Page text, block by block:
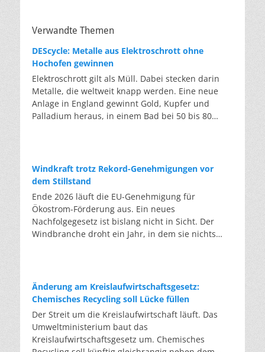
Verwandte Themen
DEScycle: Metalle aus Elektroschrott ohne
Hochofen gewinnen
Elektroschrott gilt als Müll. Dabei stecken darin
Metalle, die weltweit knapp werden. Eine neue
Anlage in England gewinnt Gold, Kupfer und
Palladium heraus, in einem Bad bei 50 bis 80
tausend Grad ein. Energieintensiv und nur im
industriellen Großmaßstab möglich. Das Londoner
Start-up DEScycle hat im englischen Teesside eine
Demonstrationsanlage eröffnet, die ohne diese
Hitze auskommt: Ein chemisches Bad löst die
Metalle bei 50 bis 80 Grad heraus, statt sie
einzuschmelzen. Das Verfahren heißt Iono-
Platine Elektronen und macht sie dadurch löslich.
Unterschiedliche Lösungsmittel-Rezepturen holen
gezielt einzelne Metalle heraus. Zuerst Kupfer,
Silber und Palladium, danach separat das Gold.
Das Plastik der Platinen bleibt dabei
Windkraft trotz Rekord-Genehmigungen vor
dem Stillstand
Ende 2026 läuft die EU-Genehmigung für
Ökostrom-Förderung aus. Ein neues
Nachfolgegesetz ist bislang nicht in Sicht. Der
Windbranche droht ein Jahr, in dem sie nichts
die Verfahren laufen heute deutlich schneller. Die
Halbjahresbilanz der Branche bestätigt dieses
Muster: So viele Windräder wie nie zuvor wurden
genehmigt, doch im ersten Halbjahr gingen netto
nur rund zwei Gigawatt ans Netz. Der Bestand
liegt damit bei etwa 70 Gigawatt. Das gesetzliche
Änderung am Kreislaufwirtschaftsgesetz:
Chemisches Recycling soll Lücke füllen
Der Streit um die Kreislaufwirtschaft läuft. Das
Umweltministerium baut das
Kreislaufwirtschaftsgesetz um. Chemisches